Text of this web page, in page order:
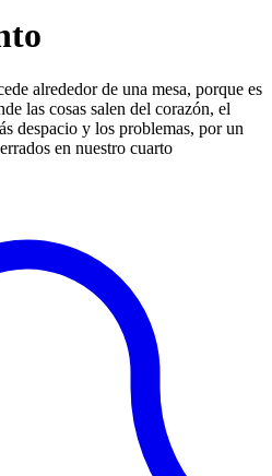
alrededor de una mesa, porque es
las cosas salen del corazón, el
despacio y los problemas, por un
en nuestro cuarto